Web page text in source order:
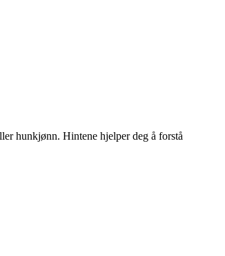
hunkjønn. Hintene hjelper deg å forstå